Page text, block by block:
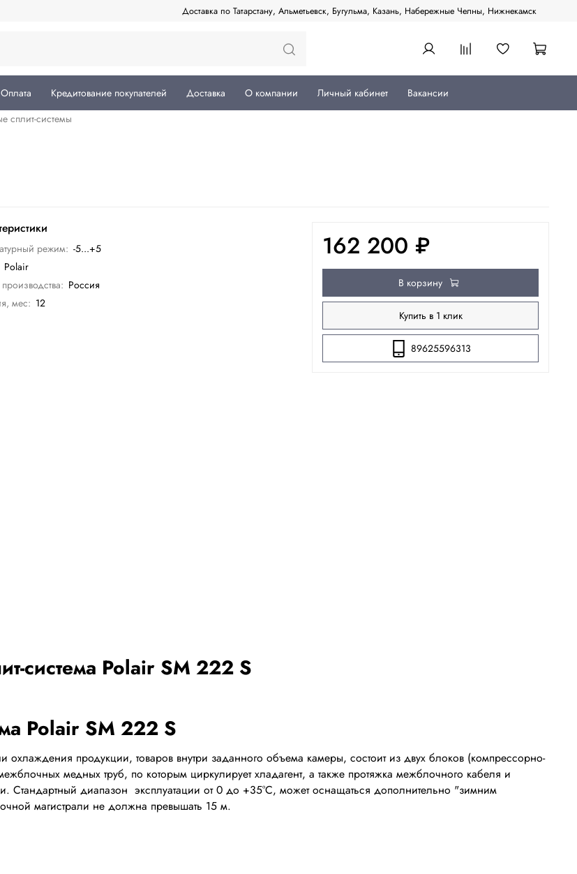
Доставка по Татарстану, Альметьевск, Бугульма, Казань, Набережные Челны, Нижнекамск
Оплата Кредитование покупателей Доставка О компании Личный кабинет
Вакансии
сплит-системы
режим: -5...+5
Polair
Россия
мес: 12
162 200 ₽
В корзину
Купить в 1 клик
89625596313
система Polair SM 222 S
охлаждения продукции, товаров внутри заданного объема камеры, состоит из двух блоков (компрессорно-
медных труб, по которым циркулирует хладагент, а также протяжка межблочного кабеля и
Стандартный диапазон эксплуатации от 0 до +35°С, может оснащаться дополнительно "зимним
магистрали не должна превышать 15 м.